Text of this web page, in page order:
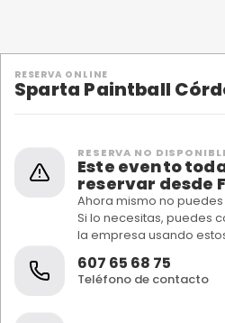
RESERVA ONLINE
Sparta Paintball
RESERVA NO
Este evento
reservar desde
Ahora mismo no
Si lo necesitas, puedes
la empresa usando
607 65 68 75
Teléfono de contacto